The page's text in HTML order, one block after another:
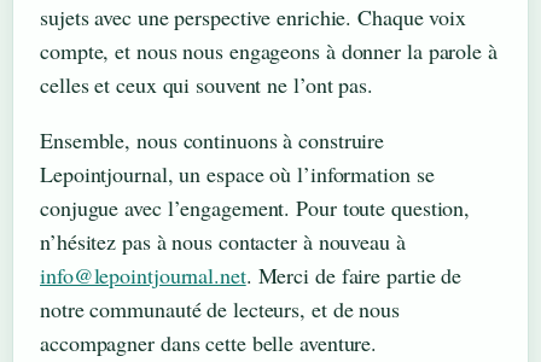
sujets avec une perspective enrichie. Chaque voix
compte, et nous nous engageons à donner la parole à
celles et ceux qui souvent ne l’ont pas.
Ensemble, nous continuons à construire
Lepointjournal, un espace où l’information se
conjugue avec l’engagement. Pour toute question,
n’hésitez pas à nous contacter à nouveau à
info@lepointjournal.net. Merci de faire partie de
notre communauté de lecteurs, et de nous
accompagner dans cette belle aventure.